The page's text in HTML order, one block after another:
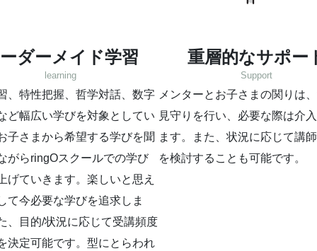
ダーメイド学習
learning
、特性把握、哲学対話、数字
ど幅広い学びを対象としてい
子さまから希望する学びを聞
がらringOスクールでの学び
げていきます。楽しいと思え
て今必要な学びを追求しま
、目的/状況に応じて受講頻度
決定可能です。型にとらわれ
重層的なサポー
Support
メンターとお子さまの関りは
見守りを行い、必要な際は介
ます。また、状況に応じて講
を検討することも可能です。